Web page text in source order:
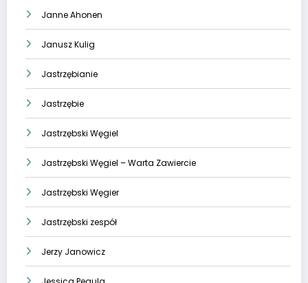
Janne Ahonen
Janusz Kulig
Jastrzębianie
Jastrzębie
Jastrzębski Węgiel
Jastrzębski Węgiel – Warta Zawiercie
Jastrzębski Węgier
Jastrzębski zespół
Jerzy Janowicz